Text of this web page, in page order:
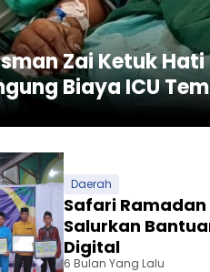
Zai Ketuk
Biaya ICU
Daerah
Safari
Salurkan
Digital
6 Bulan Yang Lalu